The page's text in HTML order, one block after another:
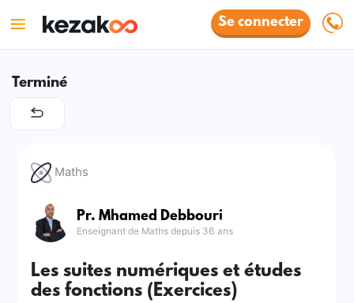
Se connecter
Terminé
Maths
Pr. Mhamed Debbouri
Enseignant de Maths depuis 36 ans
Les suites numériques et études
des fonctions (Exercices)